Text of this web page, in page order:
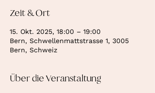
Zeit & Ort
15. Okt. 2025, 18:00 – 19:00
Bern, Schwellenmattstrasse 1, 3005
Bern, Schweiz
Über die Veranstaltung